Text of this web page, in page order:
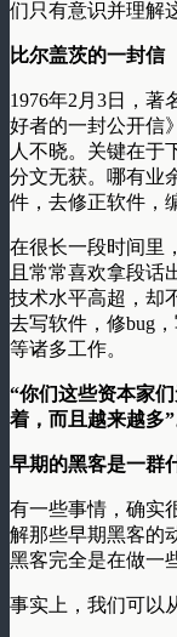
们只有意识并理解
比尔盖茨的一封信
1976年2月3日，著
好者的一封公开信
人不晓。关键在于
分文无获。哪有业
件，去修正软件，
在很长一段时间里
且常常喜欢拿段话
技术水平高超，却
去写软件，修bug
等诸多工作。
“你们这些资本家
着，而且越来越多”
早期的黑客是一群
有一些事情，确实
解那些早期黑客的
黑客完全是在做一
事实上，我们可以